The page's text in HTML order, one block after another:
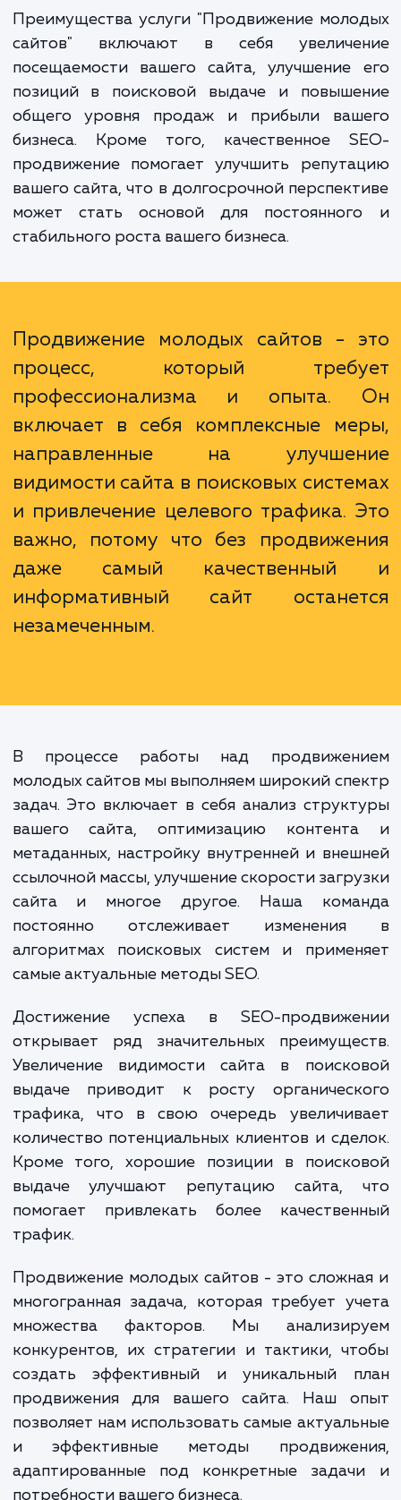
чтобы увеличить видимость вашего
поисковых системах и привлечь
целевого трафика.
Преимущества услуги "Продвижение
сайтов" включают в себя
посещаемости вашего сайта, улучшение
позиций в поисковой выдаче и
общего уровня продаж и прибыли
может стать основой для
стабильного роста вашего бизнеса.
Продвижение молодых сайтов -
процесс, который
профессионализма и опыта.
включает в себя комплексные
направленные на
даже самый
информативный сайт
незамеченным.
В процессе работы над
молодых сайтов мы выполняем широкий
задач. Это включает в себя анализ
вашего сайта, оптимизацию
метаданных, настройку внутренней и
ссылочной массы, улучшение скорости
сайта и многое другое. Наша
постоянно отслеживает
алгоритмах поисковых систем и
самые актуальные методы SEO.
Достижение успеха в SEO-
открывает ряд значительных
Увеличение видимости сайта в
выдаче приводит к росту
трафика, что в свою очередь
количество потенциальных клиентов и
Кроме того, хорошие позиции в
выдаче улучшают репутацию сайта,
помогает привлекать более
трафик.